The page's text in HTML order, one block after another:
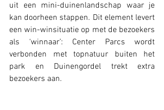
uit een mini-duinenlandschap waar je
kan doorheen stappen. Dit element levert
een win-winsituatie op met de bezoekers
als ‘winnaar’: Center Parcs wordt
verbonden met topnatuur buiten het
park en Duinengordel trekt extra
bezoekers aan.